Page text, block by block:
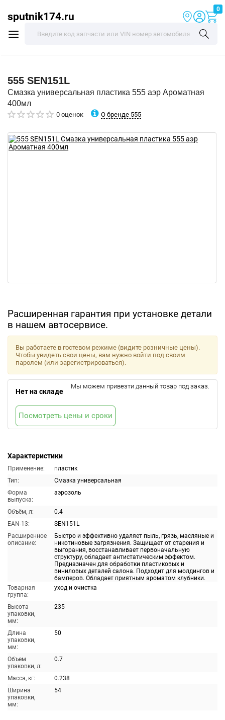
sputnik174.ru
0
555 SEN151L
Смазка универсальная пластика 555 аэр Ароматная
400мл
0 оценок О бренде 555
Расширенная гарантия при установке детали
в нашем автосервисе.
Характеристики
Применение:
пластик
Тип:
Смазка универсальная
Форма
выпуска:
аэрозоль
Объём, л:
0.4
EAN-13:
SEN151L
Расширенное
описание:
Быстро и эффективно удаляет пыль, грязь, масляные и
никотиновые загрязнения. Защищает от старения и
выгорания, восстанавливает первоначальную
структуру, обладает антистатическим эффектом.
Предназначен для обработки пластиковых и
виниловых деталей салона. Подходит для молдингов и
бамперов. Обладает приятным ароматом клубники.
Товарная
группа:
уход и очистка
Высота
упаковки,
мм:
235
Длина
упаковки,
мм:
50
Объем
упаковки, л:
0.7
Масса, кг:
0.238
Ширина
упаковки,
мм:
54
Вы работаете в гостевом режиме (видите розничные цены).
Чтобы увидеть свои цены, вам нужно войти под своим
паролем (или зарегистрироваться).
Нет на складе
Мы можем привезти данный товар под заказ.
Посмотреть цены и сроки